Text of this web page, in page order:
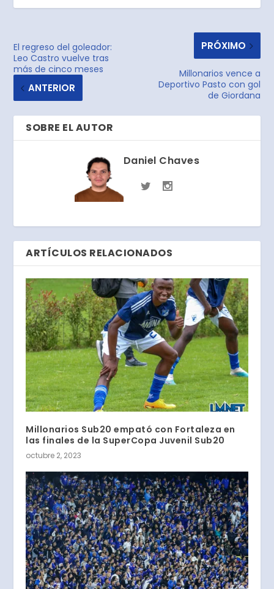
El regreso del goleador:
Leo Castro vuelve tras
más de cinco meses
ANTERIOR
PRÓXIMO
Millonarios vence a
Deportivo Pasto con gol
de Giordana
SOBRE EL AUTOR
Daniel Chaves
ARTÍCULOS RELACIONADOS
Millonarios Sub20 empató con Fortaleza en
las finales de la SuperCopa Juvenil Sub20
octubre 2, 2023